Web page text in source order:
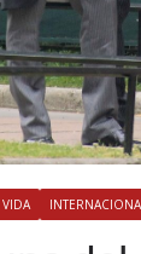
VIDA